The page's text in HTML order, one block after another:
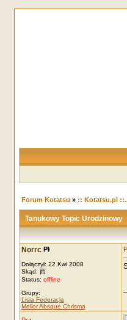
Forum Kotatsu » :: Kotatsu.pl
Tanukowy Topic Urodzinowy
Norrc
Dołączył: 22 Kwi 2008
Skąd: 西
Status: offline
Grupy:
Lisia Federacja
Melior Absque Chrisma